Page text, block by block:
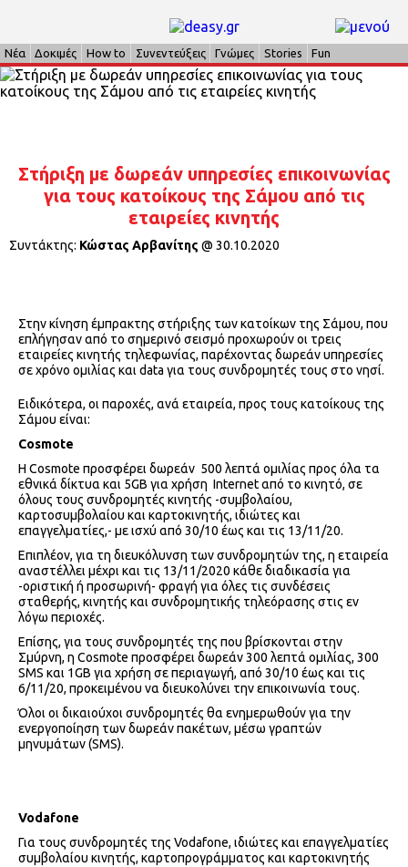
Νέα Δοκιμές How to Συνεντεύξεις Γνώμες Stories Fun
Στήριξη με δωρεάν υπηρεσίες επικοινωνίας
για τους κατοίκους της Σάμου από τις
εταιρείες κινητής
Συντάκτης: Κώστας Αρβανίτης @ 30.10.2020
Στην κίνηση έμπρακτης στήριξης των κατοίκων της Σάμου, που
επλήγησαν από το σημερινό σεισμό προχωρούν οι τρεις
εταιρείες κινητής τηλεφωνίας, παρέχοντας δωρεάν υπηρεσίες
σε χρόνο ομιλίας και data για τους συνδρομητές τους στο νησί.
Ειδικότερα, οι παροχές, ανά εταιρεία, προς τους κατοίκους της
Σάμου είναι:
Cosmote
H Cosmote προσφέρει δωρεάν 500 λεπτά ομιλίας προς όλα τα
εθνικά δίκτυα και 5GB για χρήση Internet από το κινητό, σε
όλους τους συνδρομητές κινητής -συμβολαίου,
καρτοσυμβολαίου και καρτοκινητής, ιδιώτες και
επαγγελματίες,- με ισχύ από 30/10 έως και τις 13/11/20.
Επιπλέον, για τη διευκόλυνση των συνδρομητών της, η εταιρεία
αναστέλλει μέχρι και τις 13/11/2020 κάθε διαδικασία για
-οριστική ή προσωρινή- φραγή για όλες τις συνδέσεις
σταθερής, κινητής και συνδρομητικής τηλεόρασης στις εν
λόγω περιοχές.
Επίσης, για τους συνδρομητές της που βρίσκονται στην
Σμύρνη, η Cosmote προσφέρει δωρεάν 300 λεπτά ομιλίας, 300
SMS και 1GB για χρήση σε περιαγωγή, από 30/10 έως και τις
6/11/20, προκειμένου να διευκολύνει την επικοινωνία τους.
Όλοι οι δικαιούχοι συνδρομητές θα ενημερωθούν για την
ενεργοποίηση των δωρεάν πακέτων, μέσω γραπτών
μηνυμάτων (SMS).
Vodafone
Για τους συνδρομητές της Vodafone, ιδιώτες και επαγγελματίες
συμβολαίου κινητής, καρτοπρογράμματος και καρτοκινητής